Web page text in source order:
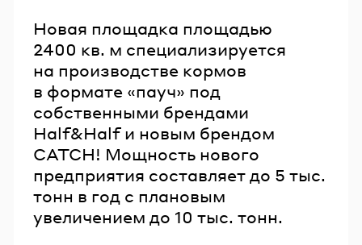
Новая площадка площадью
2400 кв. м специализируется
на производстве кормов
в формате «пауч» под
собственными брендами
Half&Half и новым брендом
CATCH! Мощность нового
предприятия составляет до 5 тыс.
тонн в год с плановым
увеличением до 10 тыс. тонн.